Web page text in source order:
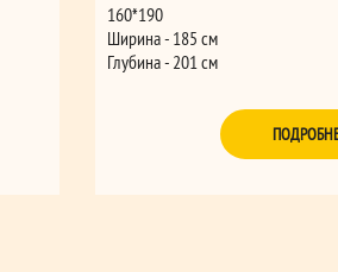
160*190
Ширина - 185 см
Глубина - 201 см